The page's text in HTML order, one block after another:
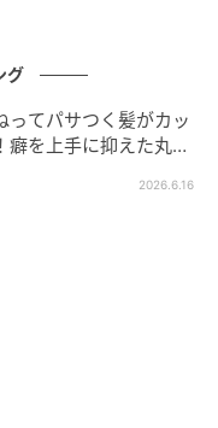
グ
ってパサつく髪がカッ
癖を上手に抑えた丸み
2026.6.16